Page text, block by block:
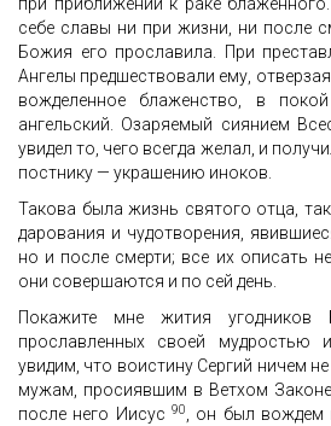
себе славы ни при жизни, ни после
Божия его прославила. При
Ангелы предшествовали ему,
вожделенное блаженство, в
ангельский. Озаряемый сиянием
увидел то, чего всегда желал, и
постнику — украшению иноков.
Такова была жизнь святого отца,
дарования и чудотворения,
но и после смерти; все их описать
они совершаются и по сей день.
Покажите мне жития угодников
прославленных своей мудростью
увидим, что воистину Сергий ничем
мужам, просиявшим в Ветхом
после него Иисус 90
, он был